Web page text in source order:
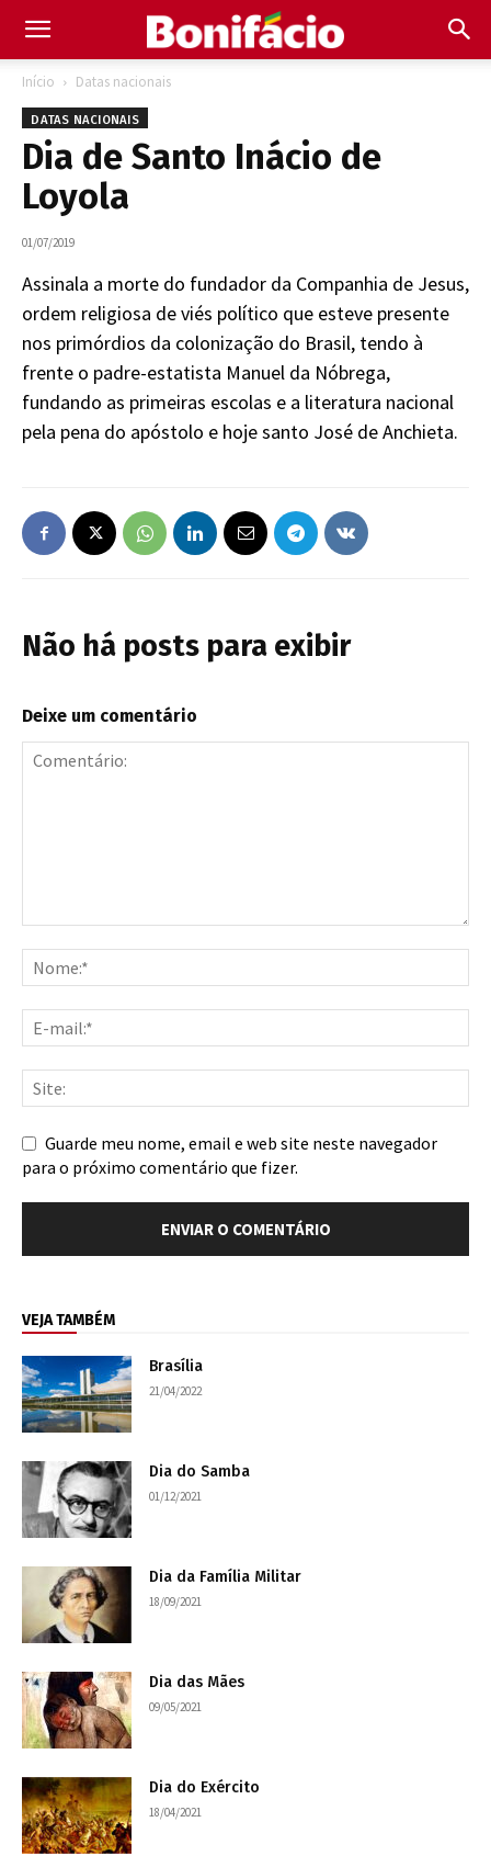
Início Datas nacionais
DATAS NACIONAIS
Dia de Santo Inácio de
Loyola
01/07/2019
Assinala a morte do fundador da Companhia de Jesus,
ordem religiosa de viés político que esteve presente
nos primórdios da colonização do Brasil, tendo à
frente o padre-estatista Manuel da Nóbrega,
fundando as primeiras escolas e a literatura nacional
pela pena do apóstolo e hoje santo José de Anchieta.
Não há posts para exibir
Deixe um comentário
Guarde meu nome, email e web site neste navegador
para o próximo comentário que fizer.
VEJA TAMBÉM
Brasília
21/04/2022
Dia do Samba
01/12/2021
Dia da Família Militar
18/09/2021
Dia das Mães
09/05/2021
Dia do Exército
18/04/2021